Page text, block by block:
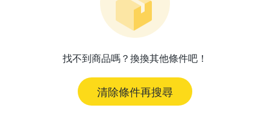
找不到商品嗎？換換其他條件吧！
清除條件再搜尋